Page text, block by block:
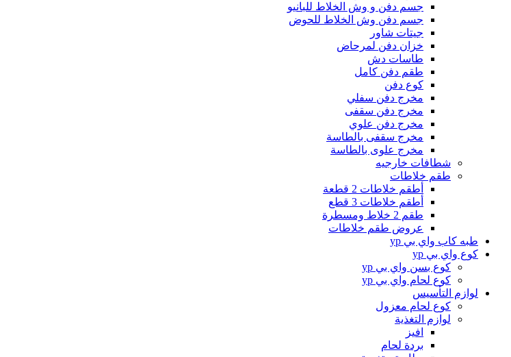
جسم دفن و وش الخلاط للبانيو
جسم دفن وش الخلاط للحوض
جيتات شاور
خزان دفن لمرحاض
طاسات دش
طقم دفن كامل
كوع دفن
مخرج دفن سفلي
مخرج دفن سقفى
مخرج دفن علوي
مخرج سقفى بالطاسة
مخرج علوى بالطاسة
شطافات خارجيه
طقم خلاطات
أطقم خلاطات 2 قطعة
أطقم خلاطات 3 قطع
طقم 2 خلاط ومسطرة
عروض طقم خلاطات
طبه كاب واي بي yp
كوع واي بي yp
كوع بسن واي بي yp
كوع لحام واي بي yp
لوازم التأسيس
كوع لحام معزول
لوازم التغذية
افيز
بردة لحام